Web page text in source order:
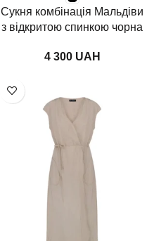
Сукня комбінація Мальдіви
з відкритою спинкою чорна
UAH